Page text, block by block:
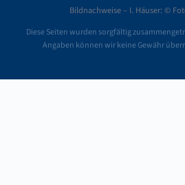
Bildnachweise – I. Häuser: ©
Diese Seiten wurden sorgfältig
Angaben können wir keine Gewähr